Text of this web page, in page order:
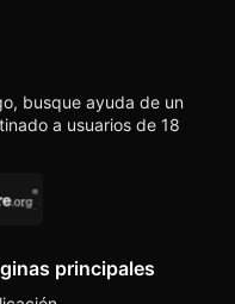
busque ayuda de un
a usuarios de 18
principales